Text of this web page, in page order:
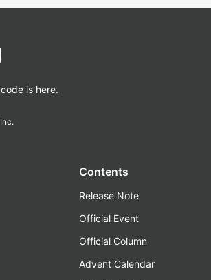
is here.
Contents
Release Note
Official Event
Official Column
Advent Calendar